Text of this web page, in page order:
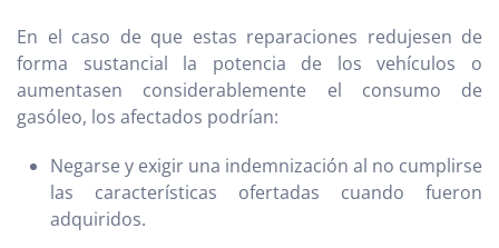
En el caso de que estas reparaciones redujesen de
forma sustancial la potencia de los vehículos o
aumentasen considerablemente el consumo de
gasóleo, los afectados podrían:
Negarse y exigir una indemnización al no cumplirse
las características ofertadas cuando fueron
adquiridos.